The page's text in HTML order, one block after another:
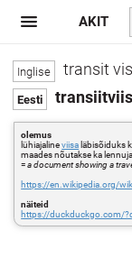
transit
olemus
lühiajalineviisa läbisõiduks
maades nõutakse ka
=a document showing a
https://en.wikipedia.org/
näiteid
https://duckduckgo.com/
AKIT